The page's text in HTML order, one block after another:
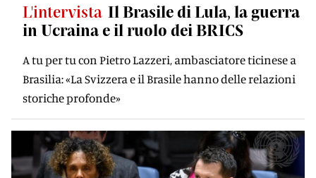
L'intervista Il Brasile di Lula, la guerra
in Ucraina e il ruolo dei BRICS
A tu per tu con Pietro Lazzeri, ambasciatore ticinese a
Brasilia: «La Svizzera e il Brasile hanno delle relazioni
storiche profonde»